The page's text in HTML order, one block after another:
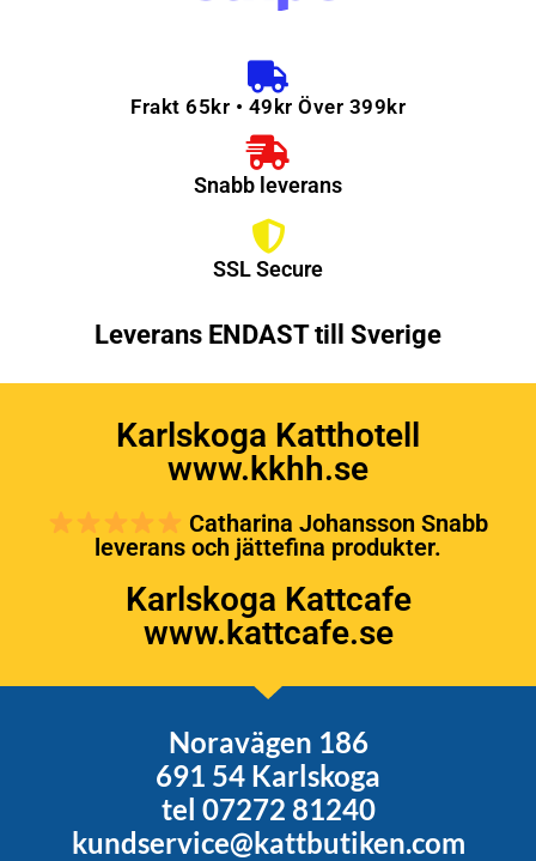
Frakt 65kr • 49kr Över 399kr
Snabb leverans
SSL Secure
Leverans ENDAST till Sverige
Karlskoga Katthotell
www.kkhh.se
Catharina Johansson Snabb
leverans och jättefina produkter.
Karlskoga Kattcafe
www.kattcafe.se
Noravägen 186
691 54 Karlskoga
tel 07272 81240
kundservice@kattbutiken.com